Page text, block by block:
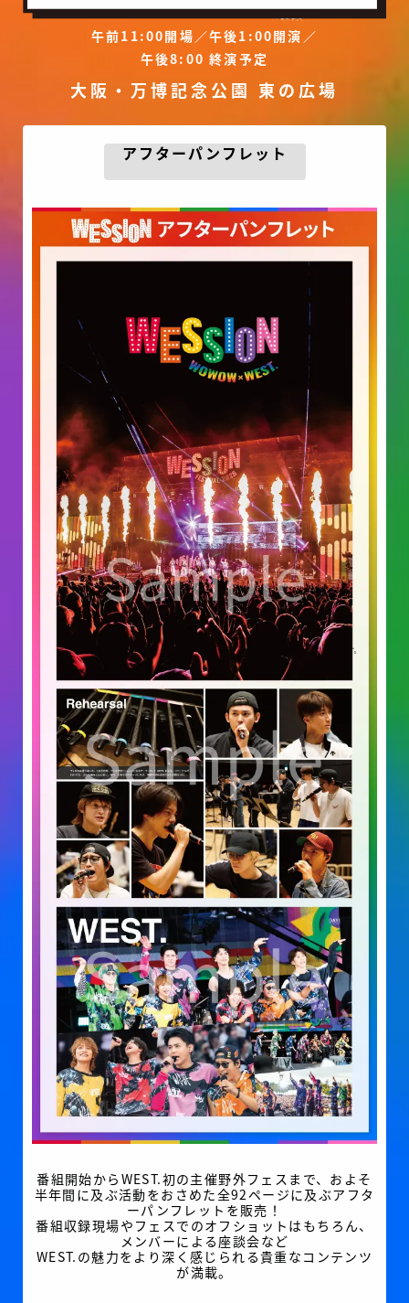
午前11:00開場／午後1:00開演／
午後8:00 終演予定
大阪・万博記念公園 東の広場
アフターパンフレット
番組開始からWEST.初の主催野外フェスまで、およそ
半年間に及ぶ活動をおさめた全92ページに及ぶアフタ
ーパンフレットを販売！
番組収録現場やフェスでのオフショットはもちろん、
メンバーによる座談会など
WEST.の魅力をより深く感じられる貴重なコンテンツ
が満載。